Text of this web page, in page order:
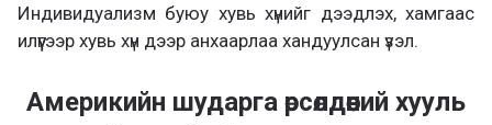
Индивидуализм буюу хувь хүнийг дээдлэх, хамгаас
илүүгээр хувь хүн дээр анхаарлаа хандуулсан үзэл.
Америкийн шударга өрсөлдөөний хууль